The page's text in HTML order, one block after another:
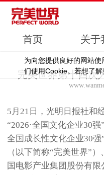
为向您提供良好的网站
们使用Cookie。若想了
首页 关于
完美世界第十四次
5月21日，光明日报社和
“2026·全国文化企业30强
全国成长性文化企业30
（以下简称“完美世界”
国电影产业集团股份有